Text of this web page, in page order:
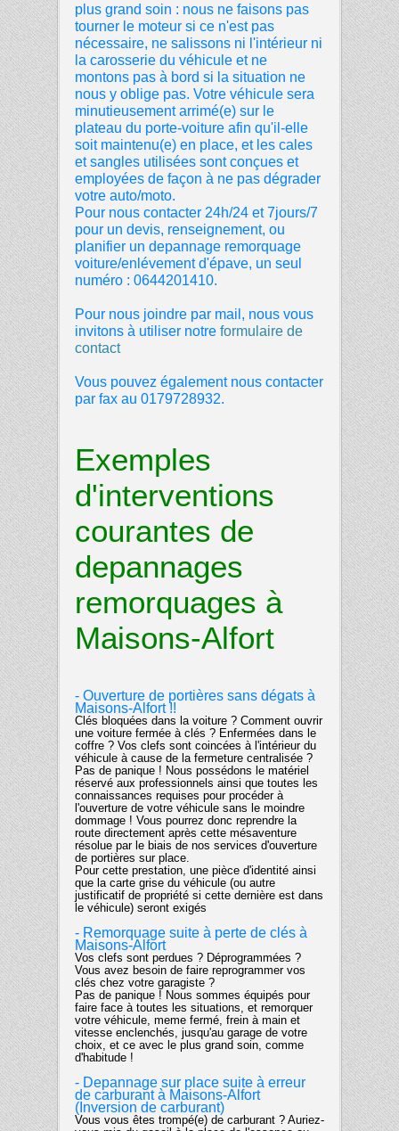
plus grand soin : nous ne faisons pas
tourner le moteur si ce n'est pas
nécessaire, ne salissons ni l'intérieur ni
la carosserie du véhicule et ne
montons pas à bord si la situation ne
nous y oblige pas. Votre véhicule sera
minutieusement arrimé(e) sur le
plateau du porte-voiture afin qu'il-elle
soit maintenu(e) en place, et les cales
et sangles utilisées sont conçues et
employées de façon à ne pas dégrader
votre auto/moto.
Pour nous contacter 24h/24 et 7jours/7
pour un devis, renseignement, ou
planifier un depannage remorquage
voiture/enlévement d'épave, un seul
numéro : 0644201410.
Pour nous joindre par mail, nous vous
invitons à utiliser notre formulaire de
contact
Vous pouvez également nous contacter
par fax au 0179728932.
Exemples
d'interventions
courantes de
depannages
remorquages à
Maisons-Alfort
- Ouverture de portières sans dégats à
Maisons-Alfort !!
Clés bloquées dans la voiture ? Comment ouvrir
une voiture fermée à clés ? Enfermées dans le
coffre ? Vos clefs sont coincées à l'intérieur du
véhicule à cause de la fermeture centralisée ?
Pas de panique ! Nous possédons le matériel
réservé aux professionnels ainsi que toutes les
connaissances requises pour procéder à
l'ouverture de votre véhicule sans le moindre
dommage ! Vous pourrez donc reprendre la
route directement après cette mésaventure
résolue par le biais de nos services d'ouverture
de portières sur place.
Pour cette prestation, une pièce d'identité ainsi
que la carte grise du véhicule (ou autre
justificatif de propriété si cette dernière est dans
le véhicule) seront exigés
- Remorquage suite à perte de clés à
Maisons-Alfort
Vos clefs sont perdues ? Déprogrammées ?
Vous avez besoin de faire reprogrammer vos
clés chez votre garagiste ?
Pas de panique ! Nous sommes équipés pour
faire face à toutes les situations, et remorquer
votre véhicule, meme fermé, frein à main et
vitesse enclenchés, jusqu'au garage de votre
choix, et ce avec le plus grand soin, comme
d'habitude !
- Depannage sur place suite à erreur
de carburant à Maisons-Alfort
(Inversion de carburant)
Vous vous êtes trompé(e) de carburant ? Auriez-